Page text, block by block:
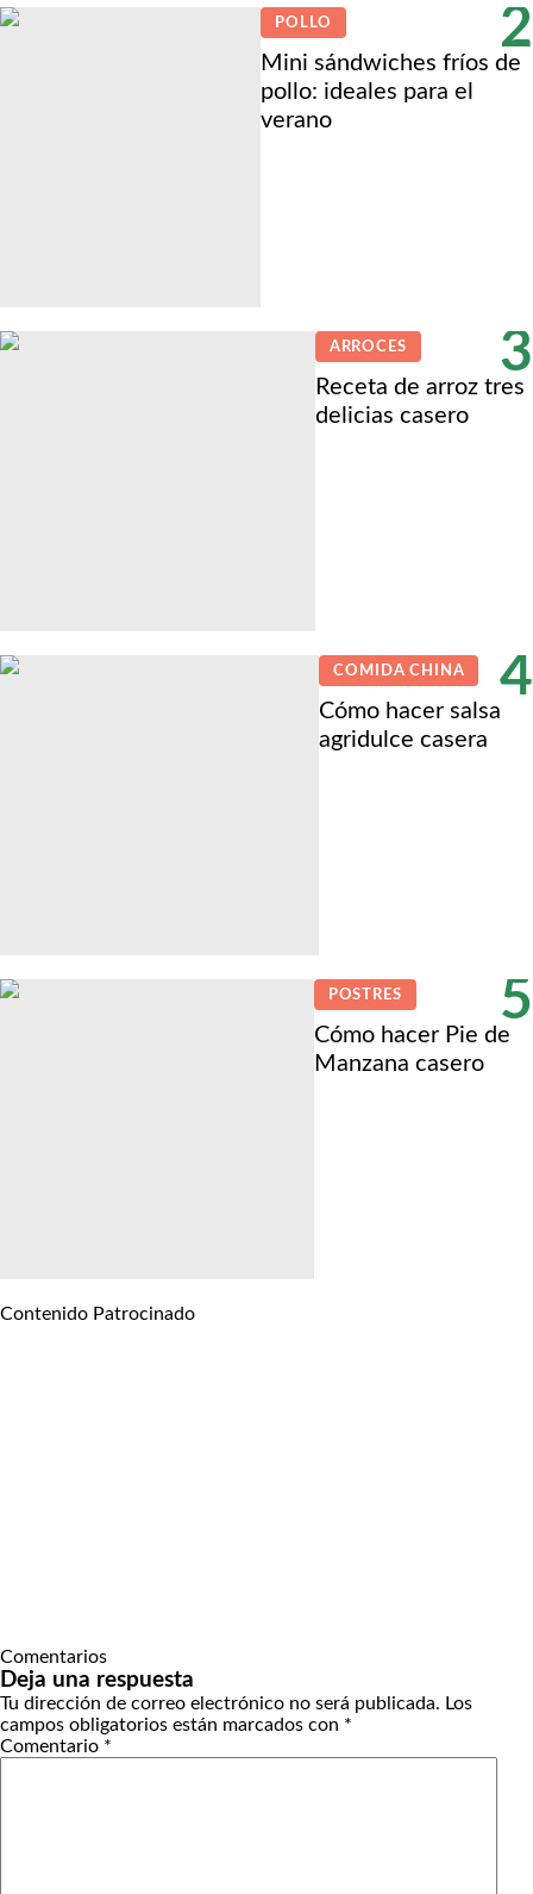
2
POLLO
Mini sándwiches fríos de
pollo: ideales para el
verano
3
ARROCES
Receta de arroz tres
delicias casero
4
COMIDA CHINA
Cómo hacer salsa
agridulce casera
5
POSTRES
Cómo hacer Pie de
Manzana casero
Contenido Patrocinado
Comentarios
Deja una respuesta
Tu dirección de correo electrónico no será publicada. Los
campos obligatorios están marcados con *
Comentario *